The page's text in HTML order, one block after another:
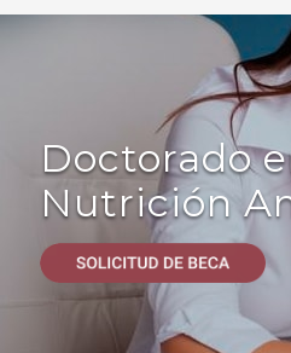
Doctorado
Nutrición